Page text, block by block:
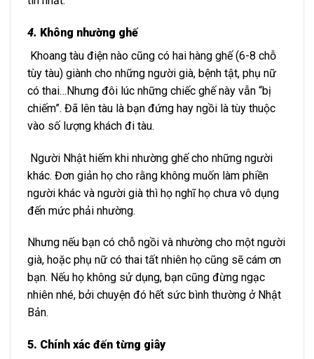
4. Không nhường ghế
Khoang tàu điện nào cũng có hai hàng ghế (6-8 chỗ
tùy tàu) giành cho những người già, bệnh tật, phụ nữ
có thai…Nhưng đôi lúc những chiếc ghế này vẫn “bị
chiếm”. Đã lên tàu là bạn đứng hay ngồi là tùy thuộc
vào số lượng khách đi tàu.
Người Nhật hiếm khi nhường ghế cho những người
khác. Đơn giản họ cho rằng không muốn làm phiền
người khác và người già thì họ nghĩ họ chưa vô dụng
đến mức phải nhường.
Nhưng nếu bạn có chỗ ngồi và nhường cho một người
già, hoặc phụ nữ có thai tất nhiên họ cũng sẽ cám ơn
bạn. Nếu họ không sử dụng, bạn cũng đừng ngạc
nhiên nhé, bởi chuyện đó hết sức bình thường ở Nhật
Bản.
5. Chính xác đến từng giây